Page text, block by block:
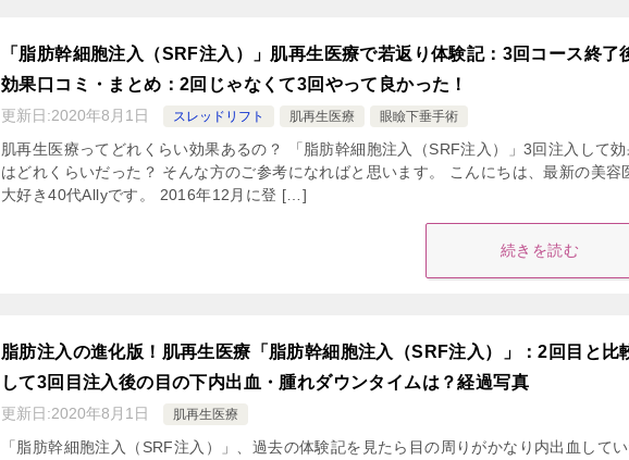
「脂肪幹細胞注入（SRF注入）」肌再生医療で若返り体験記：3回コース終了
効果口コミ・まとめ：2回じゃなくて3回やって良かった！
更新日:2020年8月1日 スレッドリフト 肌再生医療 眼瞼下垂手術
肌再生医療ってどれくらい効果あるの？ 「脂肪幹細胞注入（SRF注入）」3回注入して効
はどれくらいだった？ そんな方のご参考になればと思います。 こんにちは、最新の美容
大好き40代Allyです。 2016年12月に登 […]
続きを読む
脂肪注入の進化版！肌再生医療「脂肪幹細胞注入（SRF注入）」：2回目と比
して3回目注入後の目の下内出血・腫れダウンタイムは？経過写真
更新日:2020年8月1日 肌再生医療
「脂肪幹細胞注入（SRF注入）」、過去の体験記を見たら目の周りがかなり内出血してい